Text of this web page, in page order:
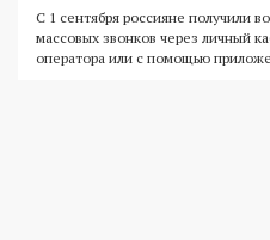
С 1 сентября россияне получили
массовых звонков через личный
оператора или с помощью